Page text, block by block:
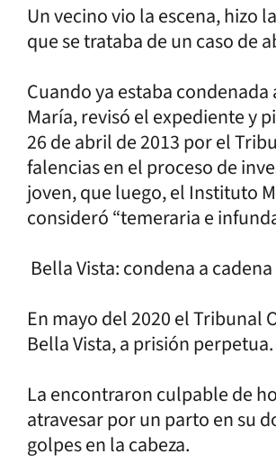
Un vecino vio la escena, hizo
que se trataba de un caso de
Cuando ya estaba
María, revisó el expediente y
26 de abril de 2013 por el
falencias en el proceso de
joven, que luego, el Instituto
consideró “temeraria e
Bella Vista: condena a
En mayo del 2020 el Tribunal
Bella Vista, a prisión perpetua.
La encontraron culpable de
atravesar por un parto en su
golpes en la cabeza.